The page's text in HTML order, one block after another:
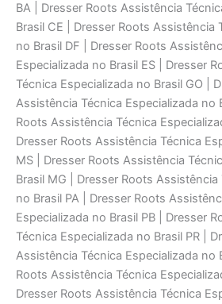
BA | Dresser Roots Assistência
Brasil CE | Dresser Roots Assistência
no Brasil DF | Dresser Roots
Especializada no Brasil ES | Dresser
Técnica Especializada no Brasil GO |
Assistência Técnica Especializada no
Roots Assistência Técnica
Dresser Roots Assistência Técnica
MS | Dresser Roots Assistência
Brasil MG | Dresser Roots Assistência
no Brasil PA | Dresser Roots
Especializada no Brasil PB | Dresser
Técnica Especializada no Brasil PR |
Assistência Técnica Especializada no
Roots Assistência Técnica
Dresser Roots Assistência Técnica